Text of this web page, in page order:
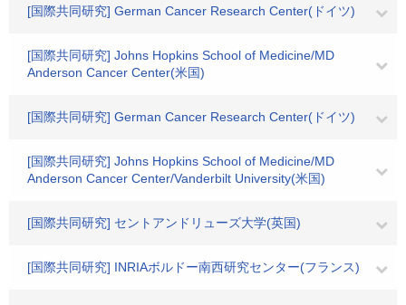
[国際共同研究] German Cancer Research Center(ドイツ)
[国際共同研究] Johns Hopkins School of Medicine/MD
Anderson Cancer Center(米国)
[国際共同研究] German Cancer Research Center(ドイツ)
[国際共同研究] Johns Hopkins School of Medicine/MD
Anderson Cancer Center/Vanderbilt University(米国)
[国際共同研究] セントアンドリューズ大学(英国)
[国際共同研究] INRIAボルドー南西研究センター(フランス)